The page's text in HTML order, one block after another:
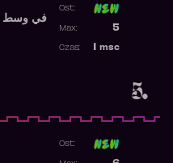
5.
Ost:
5
Max:
msc
Czas:
Ost: